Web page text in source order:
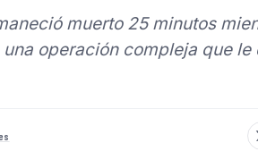
muerto 25 minutos
operación compleja que le